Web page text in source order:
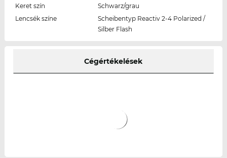
Keret szín
Schwarz/grau
Lencsék színe
Scheibentyp Reactiv 2-4 Polarized /
Silber Flash
Cégértékelések